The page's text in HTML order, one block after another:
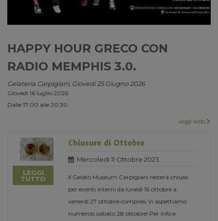
HAPPY HOUR GRECO CON
RADIO MEMPHIS 3.0.
Gelateria Carpigiani, Giovedi 25 Giugno 2026
Giovedì 16 luglio 2026
Dalle 17:00 alle 20:30
Leggi tutto
LEGGI
TUTTO
Chiusure di Ottobre
Mercoledi 11 Ottobre 2023
Il Gelato Museum Carpigiani resterà chiuso
per eventi interni da lunedì 16 ottobre a
venerdì 27 ottobre compresi.Vi aspettiamo
numerosi sabato 28 ottobre! Per info e